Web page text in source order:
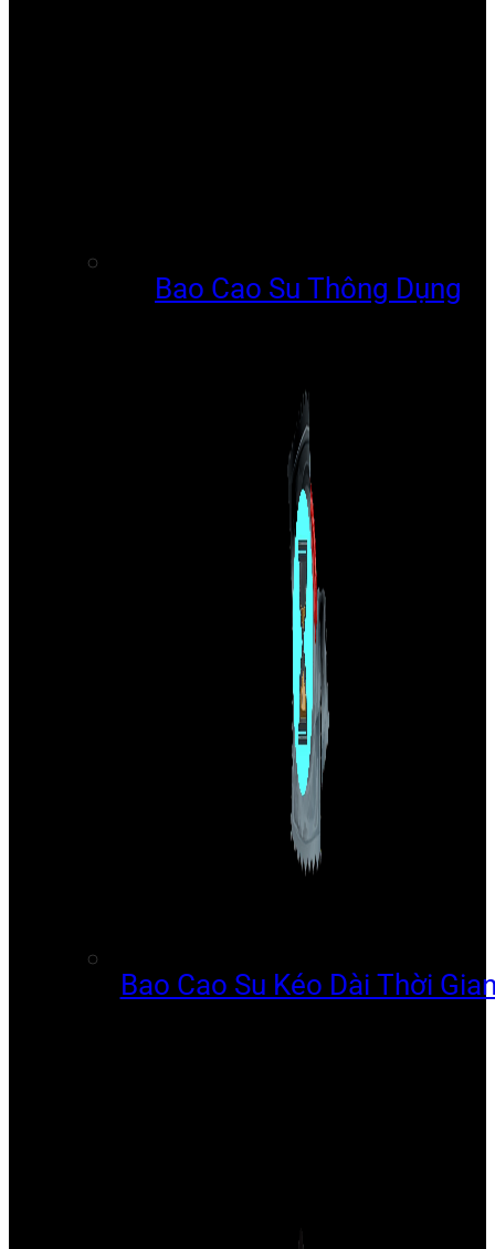
Bao Cao Su Thông Dụng
Bao Cao Su Kéo Dài Thời